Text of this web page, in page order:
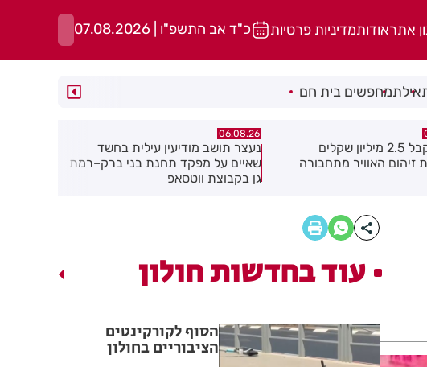
אתראודותמדיניות פרטיות כ"ד אב התשפ"ו | 07.08.2026
אילתמחפשים בית חם
חולון תקבל 2.5 מיליון שקלים
האוויר מתחבורה
06.08.26
נעצר תושב מודיעין עילית בחשד
שאיים על מפקד תחנת בני ברק–רמת
גן בקבוצת ווטסאפ
עוד בחדשות חולון
הסוף לקורקינטים
הציבוריים בחולון